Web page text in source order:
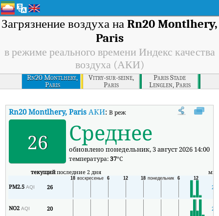
Загрязнение воздуха на Rn20 Montlhery,
Paris
в режиме реального времени Индекс качества
воздуха (АКИ)
Rn20 Montlhery,
Paris
Vitry-sur-seine,
Paris
Paris Stade
Lenglen, Paris
Rn20 Montlhery, Paris АКИ:В режиме реального времени
26 Среднее
обновлено понедельник, 3 август 2026 14:00
температура:37°C
текущийпоследние 2 дня
PM2.5AQI 26 26
NO2AQI 20
20